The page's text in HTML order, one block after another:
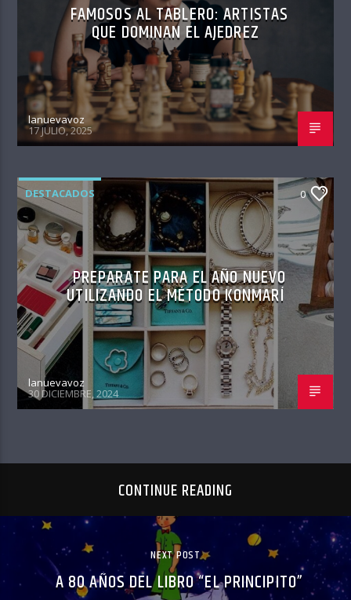
FAMOSOS AL TABLERO: ARTISTAS
QUE DOMINAN EL AJEDREZ
lanuevavoz
17 JULIO, 2025
DESTACADOS 0
PREPARATE PARA EL AÑO NUEVO
UTILIZANDO EL MÉTODO KONMARÍ
lanuevavoz
30 DICIEMBRE, 2024
CONTINUE READING
NEXT POST
A 80 AÑOS DEL LIBRO “EL PRINCIPITO”